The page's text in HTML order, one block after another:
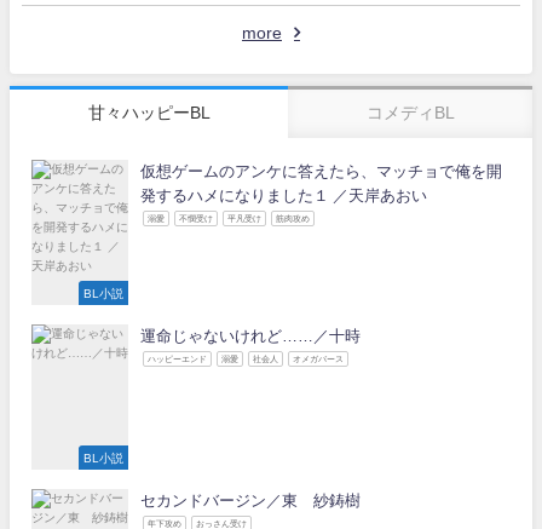
more
甘々ハッピーBL コメディBL
BL小説
仮想ゲームのアンケに答えたら、マッチョで俺を開
発するハメになりました１ ／天岸あおい
溺愛 不憫受け 平凡受け 筋肉攻め
BL小説
運命じゃないけれど……／十時
ハッピーエンド 溺愛 社会人 オメガバース
セカンドバージン／東 紗鋳樹
年下攻め おっさん受け